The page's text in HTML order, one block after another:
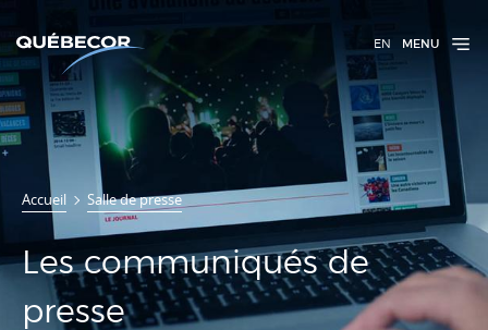
EN MENU
Accueil Salle de presse
Communiqués
de presse
Les communiqués de
presse